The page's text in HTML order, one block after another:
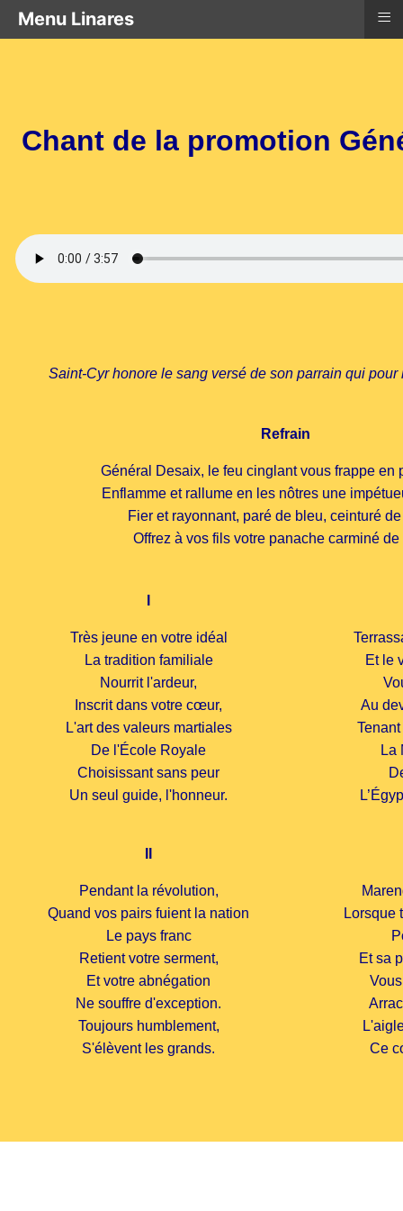
Menu Linares ≡
Chant de la promotion
Saint-Cyr honore le sang versé de son parrain qui pour
Refrain
Général Desaix, le feu cinglant vous frappe en
Enflamme et rallume en les nôtres une
Fier et rayonnant, paré de bleu, ceinturé
Offrez à vos fils votre panache carminé de
Très jeune en votre idéal
La tradition familiale
Nourrit l'ardeur,
Inscrit dans votre cœur,
L'art des valeurs martiales
De l'École Royale
Choisissant sans peur
Un seul guide, l'honneur.
Pendant la révolution,
Quand vos pairs fuient la nation
Le pays franc
Retient votre serment,
Et votre abnégation
Ne souffre d'exception.
Toujours humblement,
S'élèvent les grands.
Et le
Au
La
Lorsque
Et sa
Ce